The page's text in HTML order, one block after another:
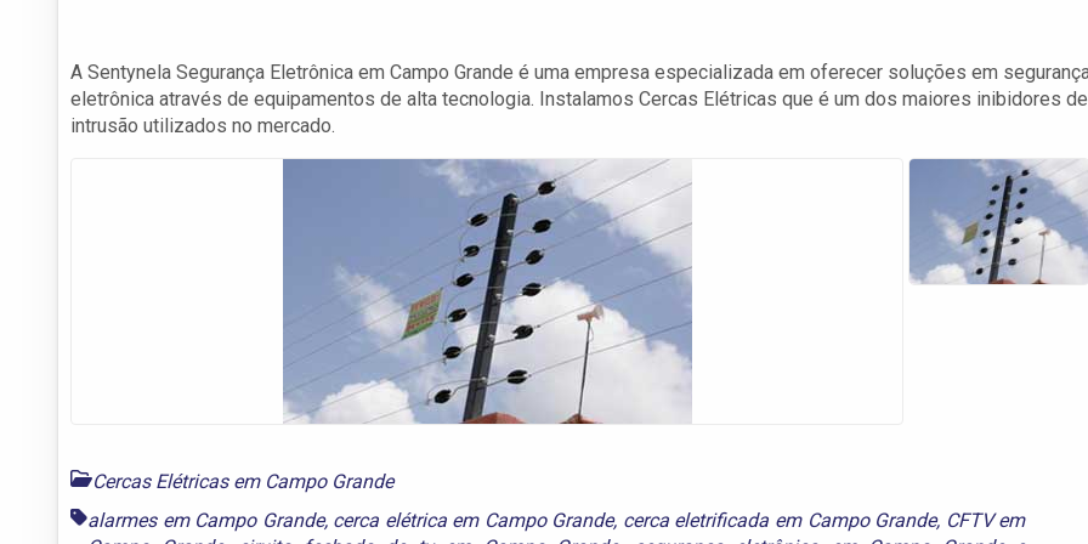
A Sentynela Segurança Eletrônica em Campo Grande é uma empresa especializada em oferecer soluções em
eletrônica através de equipamentos de alta tecnologia. Instalamos Cercas Elétricas que é um dos maiores inibidores de
intrusão utilizados no mercado.
Cercas Elétricas em Campo Grande
alarmes em Campo Grande, cerca elétrica em Campo Grande, cerca eletrificada em Campo Grande, CFTV em